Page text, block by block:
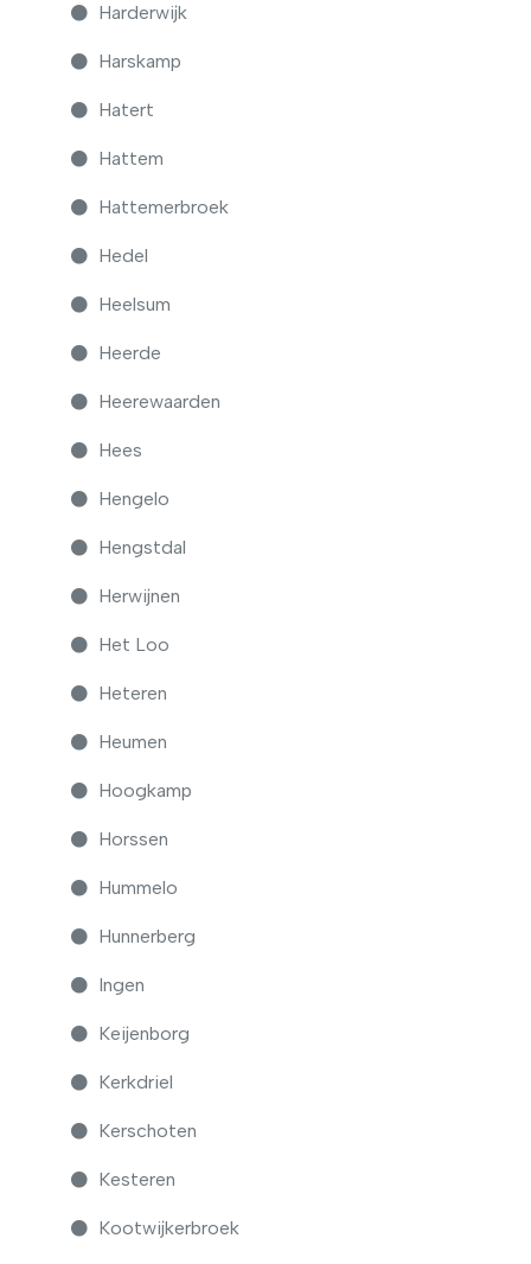
Harderwijk
Harskamp
Hatert
Hattem
Hattemerbroek
Hedel
Heelsum
Heerde
Heerewaarden
Hees
Hengelo
Hengstdal
Herwijnen
Het Loo
Heteren
Heumen
Hoogkamp
Horssen
Hummelo
Hunnerberg
Ingen
Keijenborg
Kerkdriel
Kerschoten
Kesteren
Kootwijkerbroek